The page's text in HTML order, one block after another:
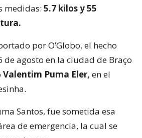
medidas: 5.7 kilos y 55
por O’Globo, el hecho
agosto en la ciudad de Braço
Valentim Puma Eler, en el
Santos, fue sometida esa
de emergencia, la cual se